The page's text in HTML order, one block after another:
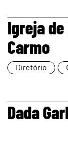
page
Igreja de
Carmo
Diretório
page
Dada